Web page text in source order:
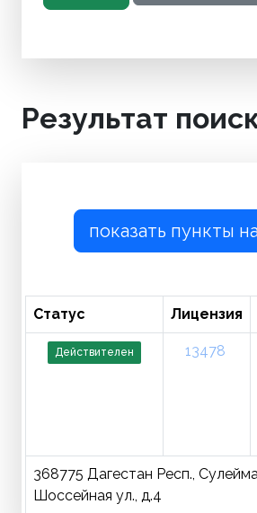
Результат
показать пункты
Статус Лицензия
Действителен 13478
368775 Дагестан Респ.,
Шоссейная ул., д.4